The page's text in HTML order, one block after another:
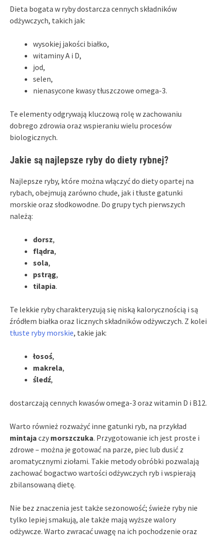
Dieta bogata w ryby dostarcza cennych składników
odżywczych, takich jak:
wysokiej jakości białko,
witaminy A i D,
jod,
selen,
nienasycone kwasy tłuszczowe omega-3.
Te elementy odgrywają kluczową rolę w zachowaniu
dobrego zdrowia oraz wspieraniu wielu procesów
biologicznych.
Jakie są najlepsze ryby do diety rybnej?
Najlepsze ryby, które można włączyć do diety opartej na
rybach, obejmują zarówno chude, jak i tłuste gatunki
morskie oraz słodkowodne. Do grupy tych pierwszych
należą:
dorsz,
flądra,
sola,
pstrąg,
tilapia.
Te lekkie ryby charakteryzują się niską kalorycznością i są
źródłem białka oraz licznych składników odżywczych. Z kolei
tłuste ryby morskie, takie jak:
łosoś,
makrela,
śledź,
dostarczają cennych kwasów omega-3 oraz witamin D i B12.
Warto również rozważyć inne gatunki ryb, na przykład
mintaja czy morszczuka. Przygotowanie ich jest proste i
zdrowe – można je gotować na parze, piec lub dusić z
aromatycznymi ziołami. Takie metody obróbki pozwalają
zachować bogactwo wartości odżywczych ryb i wspierają
zbilansowaną dietę.
Nie bez znaczenia jest także sezonowość; świeże ryby nie
tylko lepiej smakują, ale także mają wyższe walory
odżywcze. Warto zwracać uwagę na ich pochodzenie oraz